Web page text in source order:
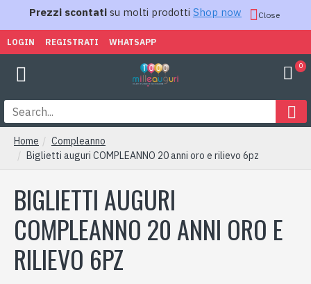
Prezzi scontati su molti prodotti Shop now Close
LOGIN REGISTRATI WHATSAPP
0
Home
Compleanno
Biglietti auguri COMPLEANNO 20 anni oro e rilievo 6pz
BIGLIETTI AUGURI
COMPLEANNO 20 ANNI ORO E
RILIEVO 6PZ